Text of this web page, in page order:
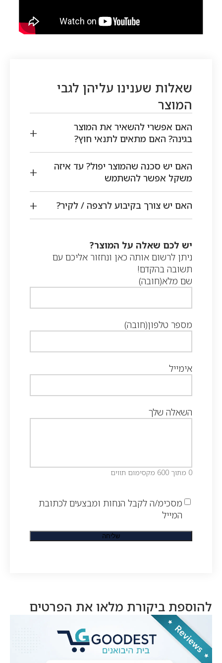
שאלות שענינו עליהן לגבי
המוצר
האם אפשרי להשאיר את המוצר
בגינה? האם מתאים לתנאי חוץ?
האם יש סכנה שהמוצר יפול? עד איזה
משקל אפשר להשתמש
האם יש צורך בקיבוע לרצפה / לקיר?
יש לכם שאלה על המוצר?
ניתן לרשום אותה כאן ונחזור אליכם עם
תשובה בהקדם!
שם מלא(חובה)
מספר טלפון(חובה)
אימייל
השאלה שלך
0 מתוך 600 מקסימום תווים
מסכימ/ה לקבל הנחות ומבצעים לכתובת
המייל
להוספת ביקורת מלאו את הפרטים